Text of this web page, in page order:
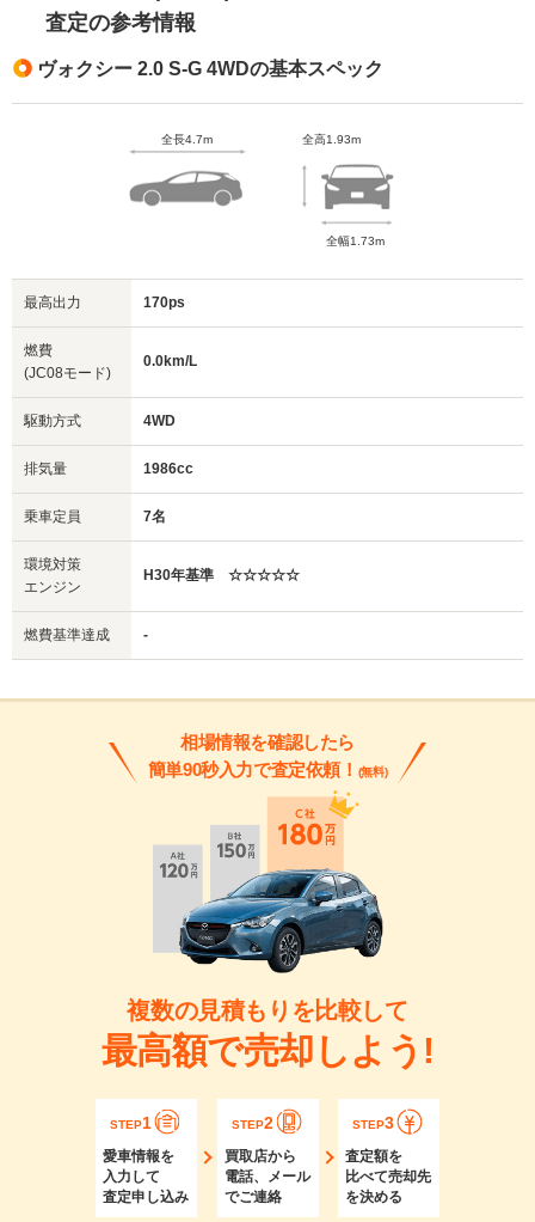
査定の参考情報
ヴォクシー 2.0 S-G 4WDの基本スペック
全長4.7m 全高1.93m
全幅1.73m
最高出力 170ps
燃費
(JC08モード)
0.0km/L
駆動方式 4WD
排気量 1986cc
乗車定員 7名
環境対策
エンジン
H30年基準 ☆☆☆☆☆
燃費基準達成 -
相場情報を確認したら
簡単90秒入力で査定依頼！ (無料)
複数の見積もりを比較して
最高額で売却しよう!
STEP1
愛車情報を
入力して
査定申し込み
STEP2
買取店から
電話、メール
でご連絡
STEP3
査定額を
比べて売却先
を決める